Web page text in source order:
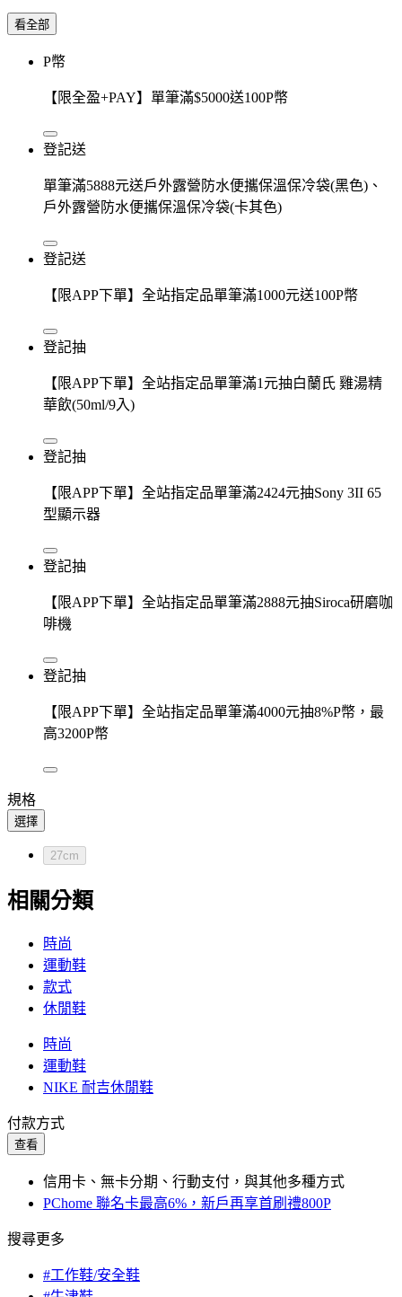
看全部
P幣
【限全盈+PAY】單筆滿$5000送100P幣
登記送
單筆滿5888元送戶外露營防水便攜保溫保冷袋(黑色)、
戶外露營防水便攜保溫保冷袋(卡其色)
登記送
【限APP下單】全站指定品單筆滿1000元送100P幣
登記抽
【限APP下單】全站指定品單筆滿1元抽白蘭氏 雞湯精
華飲(50ml/9入)
登記抽
【限APP下單】全站指定品單筆滿2424元抽Sony 3II 65
型顯示器
登記抽
【限APP下單】全站指定品單筆滿2888元抽Siroca研磨咖
啡機
登記抽
【限APP下單】全站指定品單筆滿4000元抽8%P幣，最
高3200P幣
規格
選擇
27cm
相關分類
時尚
運動鞋
款式
休閒鞋
時尚
運動鞋
NIKE 耐吉休閒鞋
付款方式
查看
信用卡、無卡分期、行動支付，與其他多種方式
PChome 聯名卡最高6%，新戶再享首刷禮800P
搜尋更多
#工作鞋/安全鞋